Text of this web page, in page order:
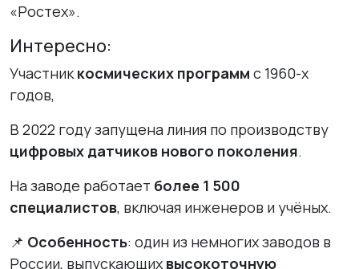
«Ростех».
Интересно:
Участниккосмических программ с 1960-х
годов,
В 2022 году запущена линия по производству
цифровых датчиков нового поколения.
На заводе работает более 1 500
специалистов, включая инженеров и учёных.
📌 Особенность: один из немногих заводов в
России, выпускающих высокоточную